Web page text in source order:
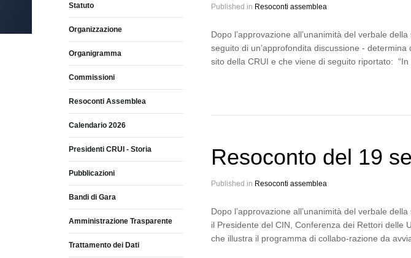
Published in Resoconti assemblea
Dopo l’approvazione all’unanimità del verbale
seguito di un’approfondita discussione -
sito della CRUI e che viene di seguito riportato: “In
Resoconto del 19
Published in Resoconti assemblea
Dopo l’approvazione all’unanimità del verbale
il Presidente del CIN, Conferenza dei Rettori delle
che illustra il programma di collabo-razione da
Statuto
Organizzazione
Organigramma
Commissioni
Resoconti Assemblea
Calendario 2026
Presidenti CRUI - Storia
Pubblicazioni
Bandi di Gara
Amministrazione Trasparente
Trattamento dei Dati